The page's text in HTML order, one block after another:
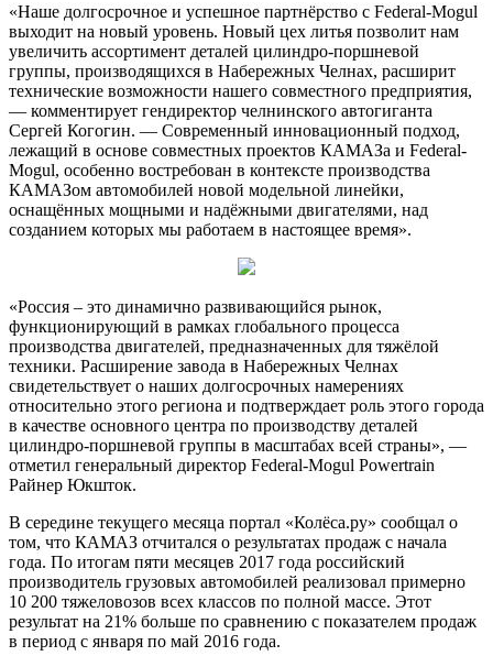
«Наше долгосрочное и успешное партнёрство с Federal-Mogul
выходит на новый уровень. Новый цех литья позволит нам
увеличить ассортимент деталей цилиндро-поршневой
группы, производящихся в Набережных Челнах, расширит
технические возможности нашего совместного предприятия,
— комментирует гендиректор челнинского автогиганта
Сергей Когогин. — Современный инновационный подход,
лежащий в основе совместных проектов КАМАЗа и Federal-
Mogul, особенно востребован в контексте производства
КАМАЗом автомобилей новой модельной линейки,
оснащённых мощными и надёжными двигателями, над
созданием которых мы работаем в настоящее время».
«Россия – это динамично развивающийся рынок,
функционирующий в рамках глобального процесса
производства двигателей, предназначенных для тяжёлой
техники. Расширение завода в Набережных Челнах
свидетельствует о наших долгосрочных намерениях
относительно этого региона и подтверждает роль этого города
в качестве основного центра по производству деталей
цилиндро-поршневой группы в масштабах всей страны», —
отметил генеральный директор Federal-Mogul Powertrain
Райнер Юкшток.
В середине текущего месяца портал «Колёса.ру» сообщал о
том, что КАМАЗ отчитался о результатах продаж с начала
года. По итогам пяти месяцев 2017 года российский
производитель грузовых автомобилей реализовал примерно
10 200 тяжеловозов всех классов по полной массе. Этот
результат на 21% больше по сравнению с показателем продаж
в период с января по май 2016 года.